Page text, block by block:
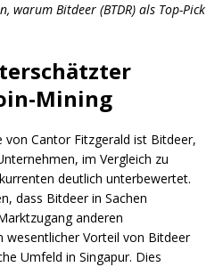
warum Bitdeer (BTDR) als Top-Pick
Mining
von Cantor Fitzgerald ist Bitdeer,
im Vergleich zu
deutlich unterbewertet.
dass Bitdeer in Sachen
anderen
wesentlicher Vorteil von Bitdeer
Umfeld in Singapur. Dies